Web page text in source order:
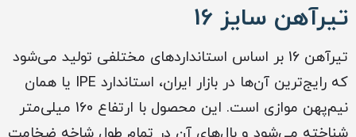
تیرآهن سایز 16
تیرآهن 16 بر اساس استانداردهای مختلفی تولید می‌شود
که رایج‌ترین آن‌ها در بازار ایران، استاندارد IPE یا همان
نیم‌پهن موازی است. این محصول با ارتفاع 160 میلی‌متر